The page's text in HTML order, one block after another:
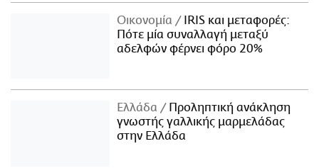
Οικονομία
IRIS και μεταφορές:
Πότε μία συναλλαγή μεταξύ
αδελφών φέρνει φόρο 20%
Ελλάδα
Προληπτική ανάκληση
γνωστής γαλλικής μαρμελάδας
στην Ελλάδα